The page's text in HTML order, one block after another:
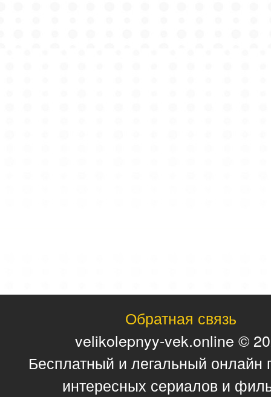
Обратная связь
velikolepnyy-vek.online ©
Бесплатный и легальный онлайн
интересных сериалов и